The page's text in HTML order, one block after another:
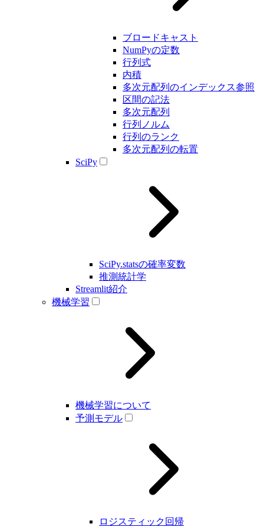
ブロードキャスト
NumPyの定数
行列式
内積
多次元配列のインデックス参照
区間の記法
多次元配列
行列ノルム
行列のランク
多次元配列の転置
SciPy
SciPy.statsの確率変数
推測統計学
Streamlit紹介
機械学習
機械学習について
予測モデル
ロジスティック回帰